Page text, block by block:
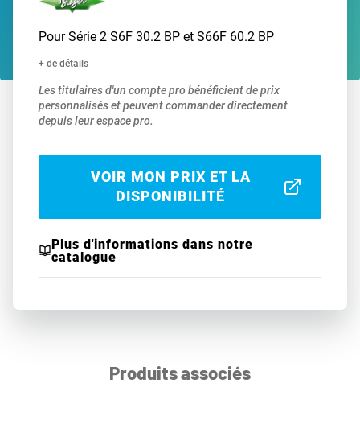
Pour Série 2 S6F 30.2 BP et S66F 60.2 BP
+ de détails
Les titulaires d'un compte pro bénéficient de prix
personnalisés et peuvent commander directement
depuis leur espace pro.
VOIR MON PRIX ET LA
DISPONIBILITÉ
Plus d'informations dans notre
catalogue
Produits associés